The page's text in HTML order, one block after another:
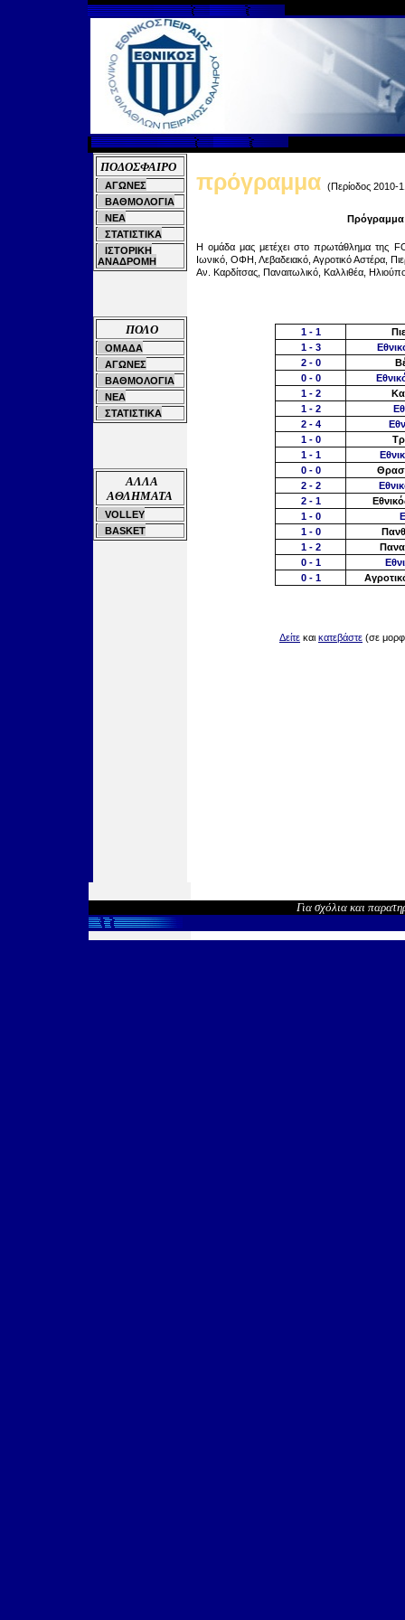
ΠΟΔΟΣΦΑΙΡΟ
ΑΓΩΝΕΣ
ΒΑΘΜΟΛΟΓΙΑ
ΝΕΑ
ΣΤΑΤΙΣΤΙΚΑ
ΙΣΤΟΡΙΚΗ
ΑΝΑΔΡΟΜΗ
ΠΟΛΟ
ΟΜΑΔΑ
ΑΓΩΝΕΣ
ΒΑΘΜΟΛΟΓΙΑ
ΝΕΑ
ΣΤΑΤΙΣΤΙΚΑ
ΑΛΛΑ
ΑΘΛΗΜΑΤΑ
VOLLEY
BASKET
πρόγραμμα (Περίοδος 2010-1
Πρόγραμμα
Η ομάδα μας μετέχειστο πρωτάθλημα της
Ιωνικό, ΟΦΗ, Λεβαδειακό, Αγροτικό Αστέρα,
Αν. Καρδίτσας, Παναιτωλικό, Καλλιθέα,
1 -1
1 -3
2-0
0-0
1-2
1-2
2 -4
1-0
1-1
0 -0
2 -2
2 -1
1-0
1-0
1-2
0 -1
0 -1
Δείτε και κατεβάστε (σε
Για σχόλια και